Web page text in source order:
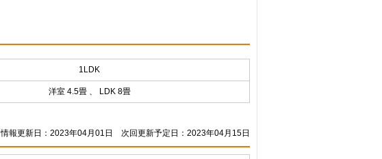
1LDK
洋室 4.5畳 、 LDK 8畳
情報更新日：2023年04月01日 次回更新予定日：2023年04月15日